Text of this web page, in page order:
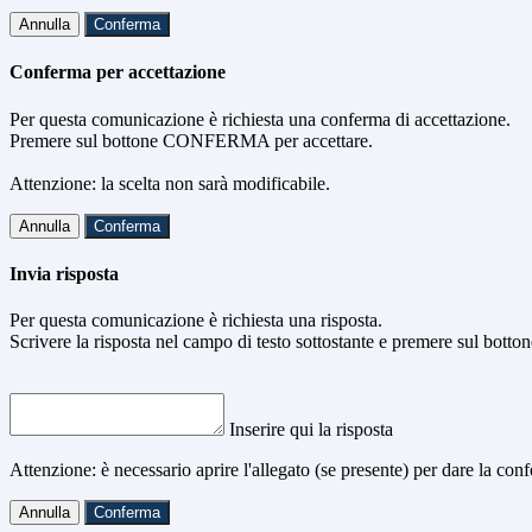
Annulla Conferma
Conferma per accettazione
Per questa comunicazione è richiesta una conferma di accettazione.
Premere sul bottone CONFERMA per accettare.
Attenzione: la scelta non sarà modificabile.
Annulla Conferma
Invia risposta
Per questa comunicazione è richiesta una risposta.
Scrivere la risposta nel campo di testo sottostante e premere sul
Inserire qui la risposta
Attenzione: è necessario aprire l'allegato (se presente) per dare la
Annulla Conferma